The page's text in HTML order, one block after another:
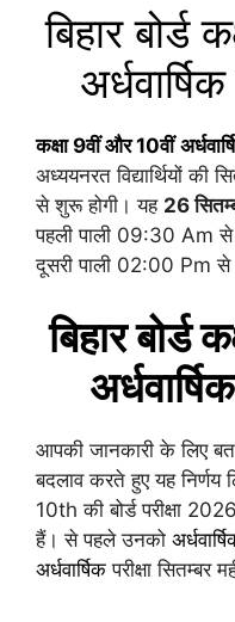
बिहार बोर्ड
कक्षा 9वीं और 10वीं
अध्ययनरत विद्यार्थियों की
से शुरू होगी। यह 26
पहली पाली 09:30 Am
दूसरी पाली 02:00 Pm
बिहार बोर्ड
अर्धवार्षिक
आपकी जानकारी के लिए बता
बदलाव करते हुए यह निर्णय
10th की बोर्ड परीक्षा
हैं। से पहले उनको
अर्धवार्षिक परीक्षा सितम्बर